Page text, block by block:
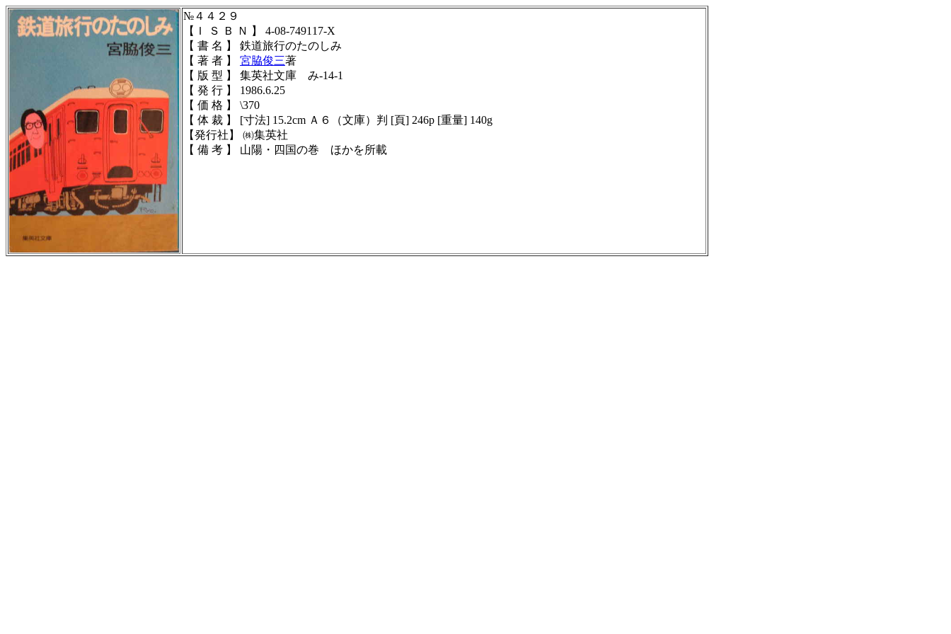
№４４２９
【Ｉ Ｓ Ｂ Ｎ 】
4-08-749117-X
【 書 名 】 鉄道旅行のたのしみ
【 著 者 】 宮脇俊三著
【 版 型 】 集英社文庫 み-14-1
【 発 行 】 1986.6.25
【 価 格 】 \370
【 体 裁 】
[寸法] 15.2cm Ａ６（文庫）判 [頁] 246p [重量] 140g
【発行社】 ㈱集英社
【 備 考 】
山陽・四国の巻 ほかを所載